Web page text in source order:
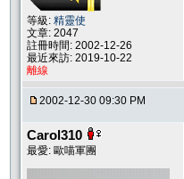
等級: 精靈使
文章: 2047
註冊時間: 2002-12-26
最近來訪: 2019-10-22
離線
2002-12-30 09:30 PM
Carol310
最愛: 歐喵軍團